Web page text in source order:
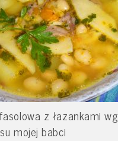
z łazankami wg
mojej babci